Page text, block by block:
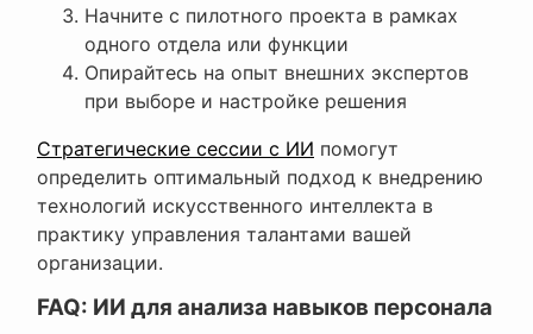
Начните с пилотного проекта в рамках
одного отдела или функции
Опирайтесь на опыт внешних экспертов
при выборе и настройке решения
Стратегические сессии с ИИ помогут
определить оптимальный подход к внедрению
технологий искусственного интеллекта в
практику управления талантами вашей
организации.
FAQ: ИИ для анализа навыков персонала